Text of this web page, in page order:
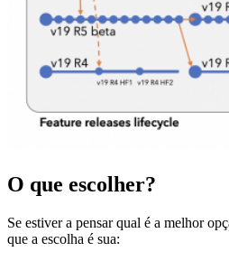
O que escolher?
Se estiver a pensar qual é a melhor
que a escolha é sua: